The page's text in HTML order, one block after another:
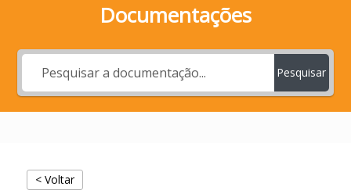
Documentações
Pesquisar
< Voltar